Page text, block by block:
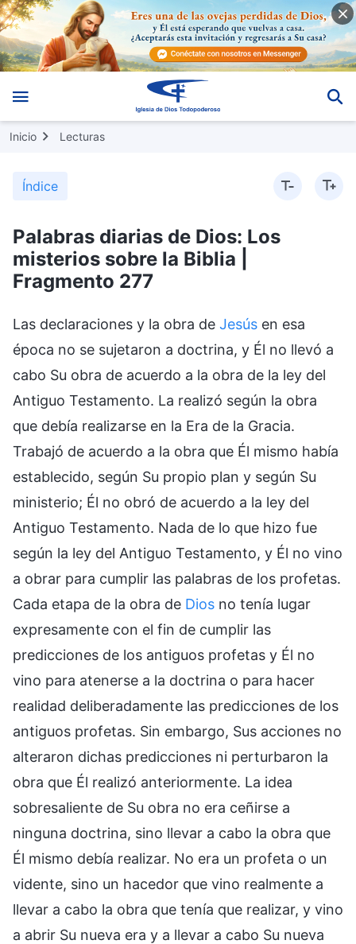
Inicio Lecturas
Índice
Palabras diarias de Dios: Los
misterios sobre la Biblia |
Fragmento 277
Las declaraciones y la obra de Jesús en esa
época no se sujetaron a doctrina, y Él no llevó a
cabo Su obra de acuerdo a la obra de la ley del
Antiguo Testamento. La realizó según la obra
que debía realizarse en la Era de la Gracia.
Trabajó de acuerdo a la obra que Él mismo había
establecido, según Su propio plan y según Su
ministerio; Él no obró de acuerdo a la ley del
Antiguo Testamento. Nada de lo que hizo fue
según la ley del Antiguo Testamento, y Él no vino
a obrar para cumplir las palabras de los profetas.
Cada etapa de la obra de Dios no tenía lugar
expresamente con el fin de cumplir las
predicciones de los antiguos profetas y Él no
vino para atenerse a la doctrina o para hacer
realidad deliberadamente las predicciones de los
antiguos profetas. Sin embargo, Sus acciones no
alteraron dichas predicciones ni perturbaron la
obra que Él realizó anteriormente. La idea
sobresaliente de Su obra no era ceñirse a
ninguna doctrina, sino llevar a cabo la obra que
Él mismo debía realizar. No era un profeta o un
vidente, sino un hacedor que vino realmente a
llevar a cabo la obra que tenía que realizar, y vino
a abrir Su nueva era y a llevar a cabo Su nueva